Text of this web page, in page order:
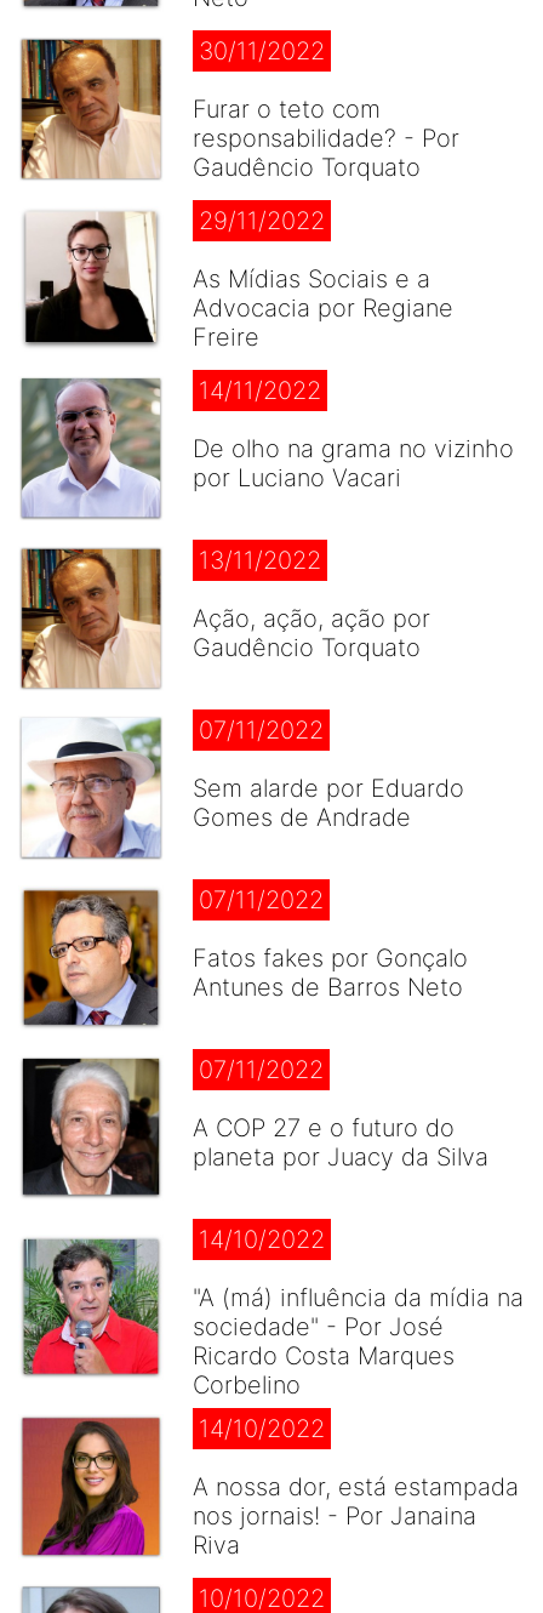
30/11/2022
Furar o teto com
responsabilidade? - Por
Gaudêncio Torquato
29/11/2022
As Mídias Sociais e a
Advocacia por Regiane
Freire
14/11/2022
De olho na grama no vizinho
por Luciano Vacari
13/11/2022
Ação, ação, ação por
Gaudêncio Torquato
07/11/2022
Sem alarde por Eduardo
Gomes de Andrade
07/11/2022
Fatos fakes por Gonçalo
Antunes de Barros Neto
07/11/2022
A COP 27 e o futuro do
planeta por Juacy da Silva
14/10/2022
"A (má) influência da mídia na
sociedade" - Por José
Ricardo Costa Marques
Corbelino
14/10/2022
A nossa dor, está estampada
nos jornais! - Por Janaina
Riva
10/10/2022